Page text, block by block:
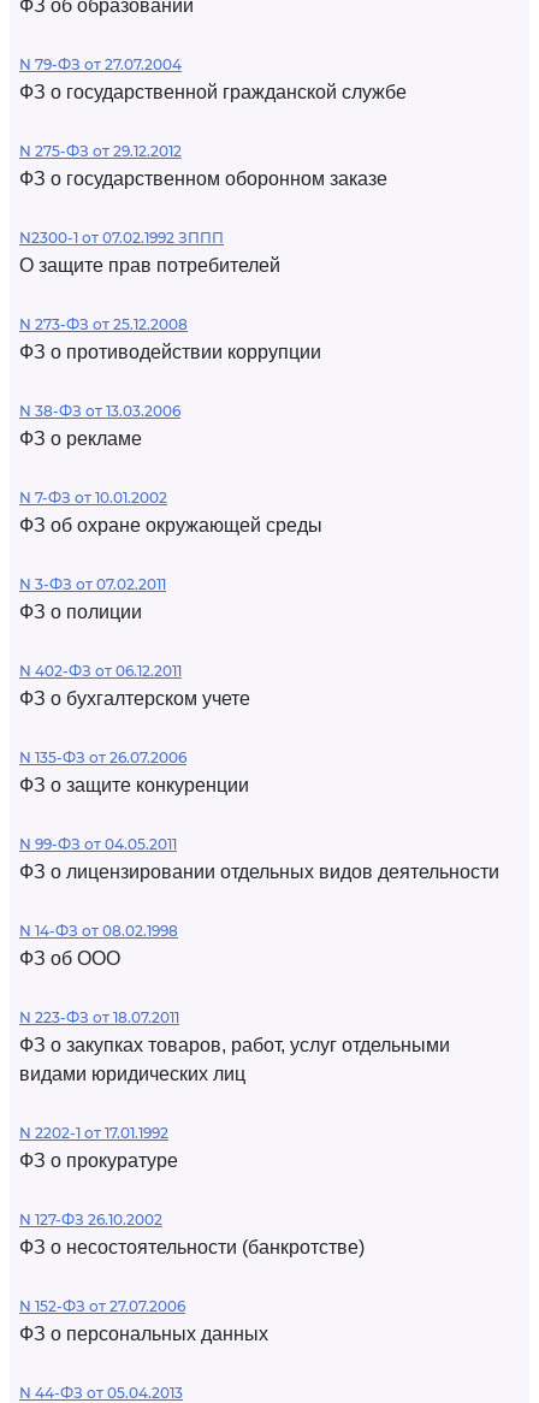
ФЗ об образовании
N 79-ФЗ от 27.07.2004
ФЗ о государственной гражданской службе
N 275-ФЗ от 29.12.2012
ФЗ о государственном оборонном заказе
N2300-1 от 07.02.1992 ЗППП
О защите прав потребителей
N 273-ФЗ от 25.12.2008
ФЗ о противодействии коррупции
N 38-ФЗ от 13.03.2006
ФЗ о рекламе
N 7-ФЗ от 10.01.2002
ФЗ об охране окружающей среды
N 3-ФЗ от 07.02.2011
ФЗ о полиции
N 402-ФЗ от 06.12.2011
ФЗ о бухгалтерском учете
N 135-ФЗ от 26.07.2006
ФЗ о защите конкуренции
N 99-ФЗ от 04.05.2011
ФЗ о лицензировании отдельных видов деятельности
N 14-ФЗ от 08.02.1998
ФЗ об ООО
N 223-ФЗ от 18.07.2011
ФЗ о закупках товаров, работ, услуг отдельными
видами юридических лиц
N 2202-1 от 17.01.1992
ФЗ о прокуратуре
N 127-ФЗ 26.10.2002
ФЗ о несостоятельности (банкротстве)
N 152-ФЗ от 27.07.2006
ФЗ о персональных данных
N 44-ФЗ от 05.04.2013